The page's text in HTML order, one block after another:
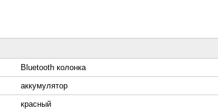
Bluetooth колонка
аккумулятор
красный